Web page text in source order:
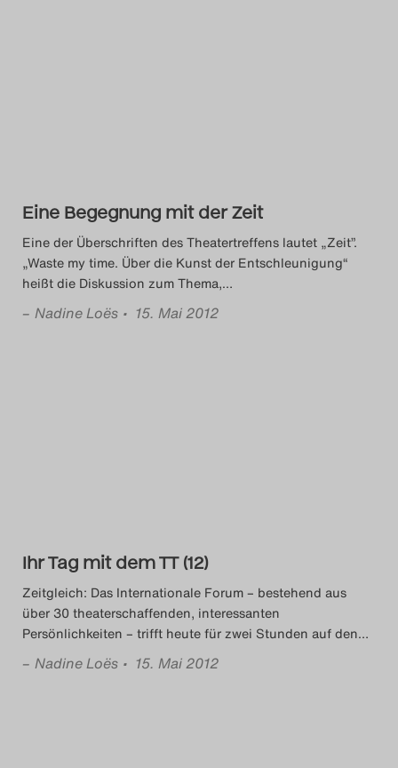
Eine Begegnung mit der Zeit
Eine der Überschriften des Theatertreffens lautet „Zeit”.
„Waste my time. Über die Kunst der Entschleunigung“
heißt die Diskussion zum Thema,…
– Nadine Loës • 15. Mai 2012
Ihr Tag mit dem TT (12)
Zeitgleich: Das Internationale Forum – bestehend aus
über 30 theaterschaffenden, interessanten
Persönlichkeiten – trifft heute für zwei Stunden auf den…
– Nadine Loës • 15. Mai 2012